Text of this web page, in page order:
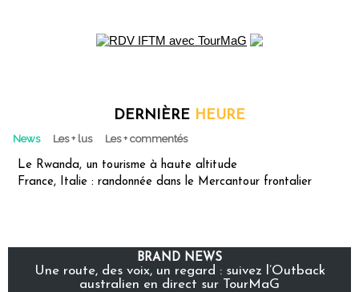
DERNIÈRE HEURE
News Les + lus Les + commentés
Le Rwanda, un tourisme à haute altitude
France, Italie : randonnée dans le Mercantour frontalier
BRAND NEWS
Une route, des voix, un regard : suivez l’Outback
australien en direct sur TourMaG